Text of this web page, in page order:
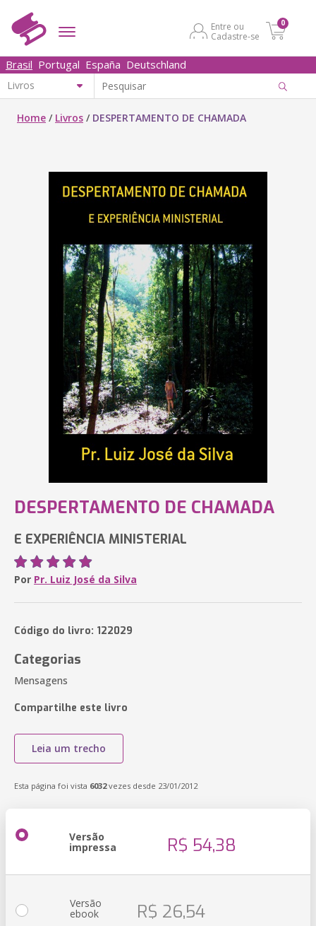
Entre ou
Cadastre-se
0
Brasil Portugal España Deutschland
Home / Livros / DESPERTAMENTO DE CHAMADA
DESPERTAMENTO DE CHAMADA
E EXPERIÊNCIA MINISTERIAL
Por Pr. Luiz José da Silva
Código do livro: 122029
Categorias
Mensagens
Compartilhe este livro
Leia um trecho
Esta página foi vista 6032vezes desde 23/01/2012
Versão
impressa R$ 54,38
Versão
ebook R$ 26,54